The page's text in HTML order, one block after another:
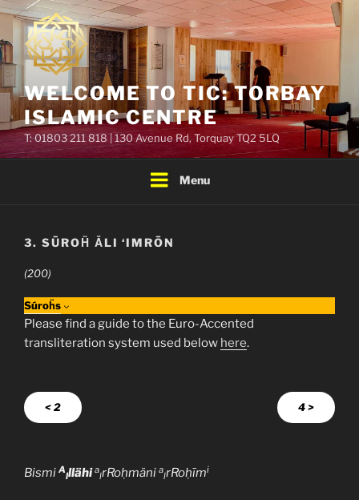
Skip
content
WELCOME TO TIC: TORBAY
ISLAMIC CENTRE
T: 01803 211 818 | 130 Avenue Rd, Torquay TQ2 5LQ
Menu
3. SŪROḦ ǍLI ‘IMRŌN
(200)
Súroḧs
Please find a guide to the Euro-Accented
transliteration system used below here.
< 2 4 >
Bismi A
lllähi a
lrRoḥmäni a
lrRoḥīmi